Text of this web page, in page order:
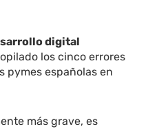
digital
los cinco errores
pymes españolas en
más grave, es